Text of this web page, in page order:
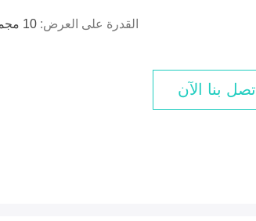
القدرة على العرض: 10 مجموعات / شهر
اتصل بنا الآن